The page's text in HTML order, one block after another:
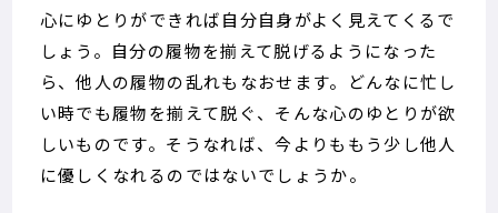
心にゆとりができれば自分自身がよく見えてくるで
しょう。自分の履物を揃えて脱げるようになった
ら、他人の履物の乱れもなおせます。どんなに忙し
い時でも履物を揃えて脱ぐ、そんな心のゆとりが欲
しいものです。そうなれば、今よりももう少し他人
に優しくなれるのではないでしょうか。